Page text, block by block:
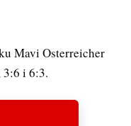
Mavi Osterreicher
3:6 i 6:3.